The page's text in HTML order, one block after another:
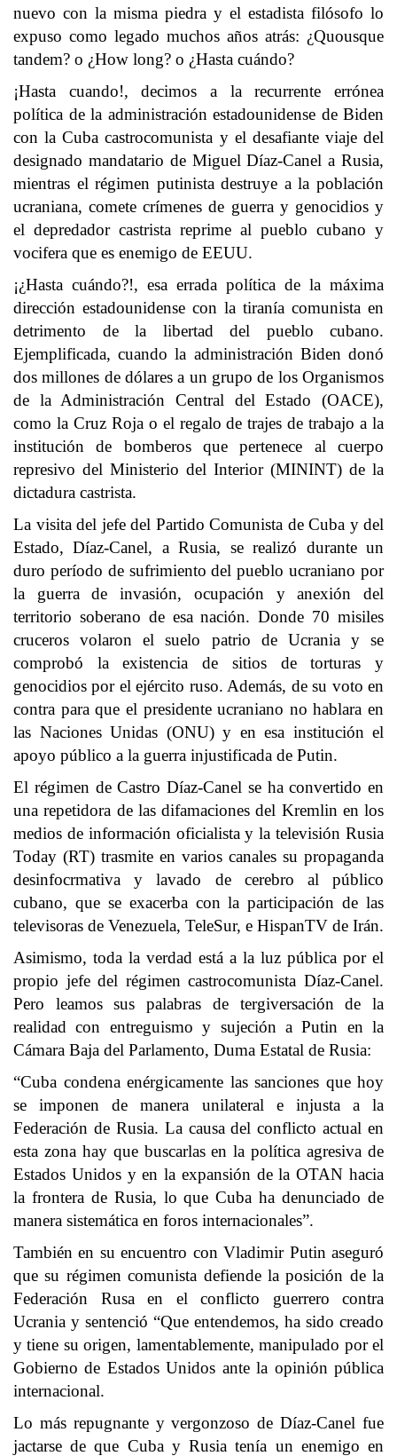
nuevo con la misma piedra y el estadista filósofo lo
expuso como legado muchos años atrás: ¿Quousque
tandem? o ¿How long? o ¿Hasta cuándo?
¡Hasta cuando!, decimos a la recurrente errónea
política de la administración estadounidense de Biden
con la Cuba castrocomunista y el desafiante viaje del
designado mandatario de Miguel Díaz-Canel a Rusia,
mientras el régimen putinista destruye a la población
ucraniana, comete crímenes de guerra y genocidios y
el depredador castrista reprime al pueblo cubano y
vocifera que es enemigo de EEUU.
¡¿Hasta cuándo?!, esa errada política de la máxima
dirección estadounidense con la tiranía comunista en
detrimento de la libertad del pueblo cubano.
Ejemplificada, cuando la administración Biden donó
dos millones de dólares a un grupo de los Organismos
de la Administración Central del Estado (OACE),
como la Cruz Roja o el regalo de trajes de trabajo a la
institución de bomberos que pertenece al cuerpo
represivo del Ministerio del Interior (MININT) de la
dictadura castrista.
La visita del jefe del Partido Comunista de Cuba y del
Estado, Díaz-Canel, a Rusia, se realizó durante un
duro período de sufrimiento del pueblo ucraniano por
la guerra de invasión, ocupación y anexión del
territorio soberano de esa nación. Donde 70 misiles
cruceros volaron el suelo patrio de Ucrania y se
comprobó la existencia de sitios de torturas y
genocidios por el ejército ruso. Además, de su voto en
contra para que el presidente ucraniano no hablara en
las Naciones Unidas (ONU) y en esa institución el
apoyo público a la guerra injustificada de Putin.
El régimen de Castro Díaz-Canel se ha convertido en
una repetidora de las difamaciones del Kremlin en los
medios de información oficialista y la televisión Rusia
Today (RT) trasmite en varios canales su propaganda
desinfocrmativa y lavado de cerebro al público
cubano, que se exacerba con la participación de las
televisoras de Venezuela, TeleSur, e HispanTV de Irán.
Asimismo, toda la verdad está a la luz pública por el
propio jefe del régimen castrocomunista Díaz-Canel.
Pero leamos sus palabras de tergiversación de la
realidad con entreguismo y sujeción a Putin en la
Cámara Baja del Parlamento, Duma Estatal de Rusia:
“Cuba condena enérgicamente las sanciones que hoy
se imponen de manera unilateral e injusta a la
Federación de Rusia. La causa del conflicto actual en
esta zona hay que buscarlas en la política agresiva de
Estados Unidos y en la expansión de la OTAN hacia
la frontera de Rusia, lo que Cuba ha denunciado de
manera sistemática en foros internacionales”.
También en su encuentro con Vladimir Putin aseguró
que su régimen comunista defiende la posición de la
Federación Rusa en el conflicto guerrero contra
Ucrania y sentenció “Que entendemos, ha sido creado
y tiene su origen, lamentablemente, manipulado por el
Gobierno de Estados Unidos ante la opinión pública
internacional.
Lo más repugnante y vergonzoso de Díaz-Canel fue
jactarse de que Cuba y Rusia tenía un enemigo en